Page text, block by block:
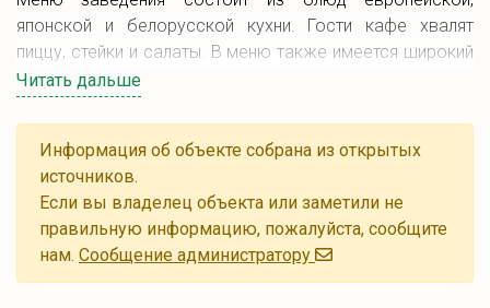
японской и белорусской кухни. Гости кафе хвалят
пиццу, стейки и салаты. В меню также имеется широкий
перечень разливного пива, коктейлей и прочих
напитков.
В кафе Terra pizza (Терра пицца) работаетбесплатный
Wi-Fi. Имеется
Читать дальше
Информация об объекте собрана из открытых
источников.
Если вы владелец объекта или заметили не
правильную информацию, пожалуйста, сообщите
нам. Cообщение администратору